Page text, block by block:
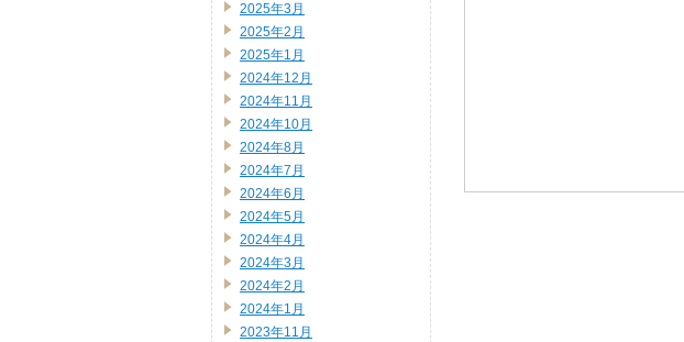
2025年3月
2025年2月
2025年1月
2024年12月
2024年11月
2024年10月
2024年8月
2024年7月
2024年6月
2024年5月
2024年4月
2024年3月
2024年2月
2024年1月
2023年11月